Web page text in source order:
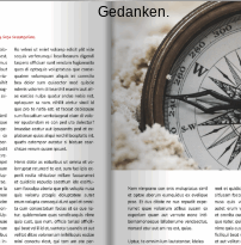
Gedanken.